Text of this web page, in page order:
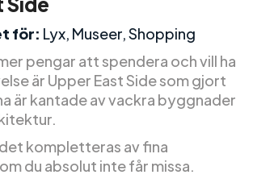
för: Lyx, Museer, Shopping
pengar att spendera och vill ha
är Upper East Side som gjort
är kantade av vackra byggnader
kompletteras av fina
du absolut inte får missa.